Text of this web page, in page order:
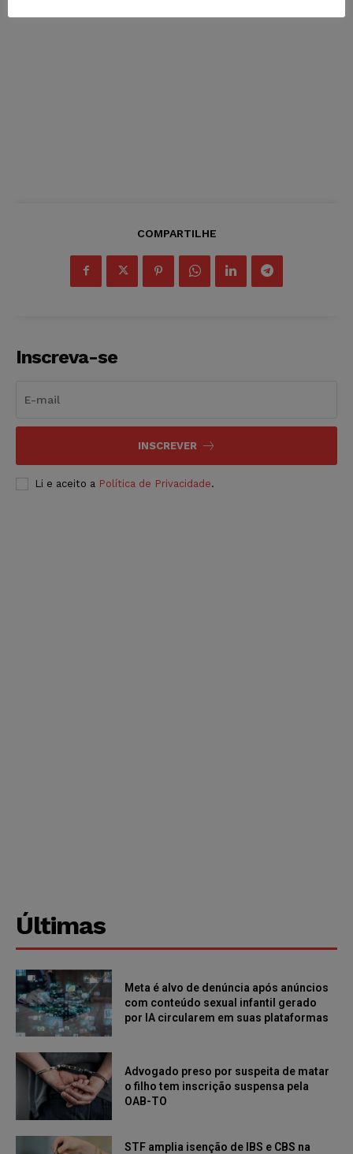
COMPARTILHE
Inscreva-se
INSCREVER
Li e aceito a Política de Privacidade.
Últimas
Meta é alvo de denúncia após anúncios
com conteúdo sexual infantil gerado
por IA circularem em suas plataformas
Advogado preso por suspeita de matar
o filho tem inscrição suspensa pela
OAB-TO
STF amplia isenção de IBS e CBS na